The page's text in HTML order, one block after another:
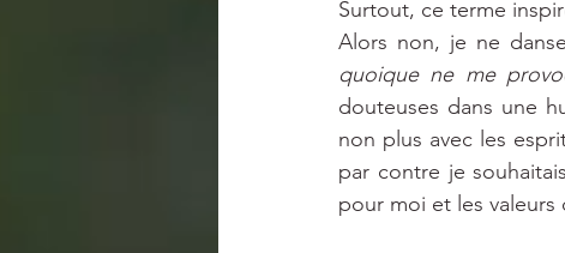
Surtout, ce terme
quoique ne me
douteuses dans une
non plus avec les
par contre je
pour moi et les